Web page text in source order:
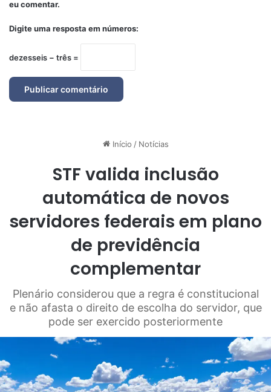
eu comentar.
Digite uma resposta em números:
dezesseis − três =